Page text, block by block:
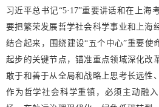
习近平总书记“5·17”重要讲话和在上海
要把繁荣发展哲学社会科学事业和上海
结合起来，围绕建设“五个中心”重要使
起步的关键节点，锚准重点领域深化改
敢于和善于从全局和战略上思考长远性
作为哲学社会科学重镇，必须主动融